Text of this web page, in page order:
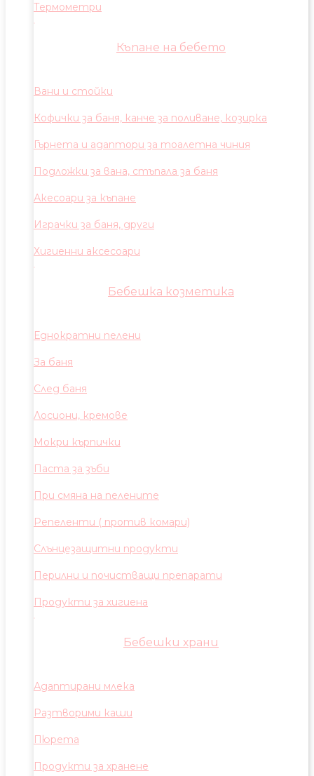
Термометри
Къпане на бебето
Вани и стойки
Кофички за баня, канче за поливане, козирка
Гърнета и адаптори за тоалетна чиния
Подложки за вана, стъпала за баня
Акесоари за къпане
Играчки за баня, други
Хигиенни аксесоари
Бебешка козметика
Еднократни пелени
За баня
След баня
Лосиони, кремове
Мокри кърпички
Паста за зъби
При смяна на пелените
Репеленти ( против комари)
Слънцезащитни продукти
Перилни и почистващи препарати
Продукти за хигиена
Бебешки храни
Адаптирани млека
Разтворими каши
Пюрета
Продукти за хранене